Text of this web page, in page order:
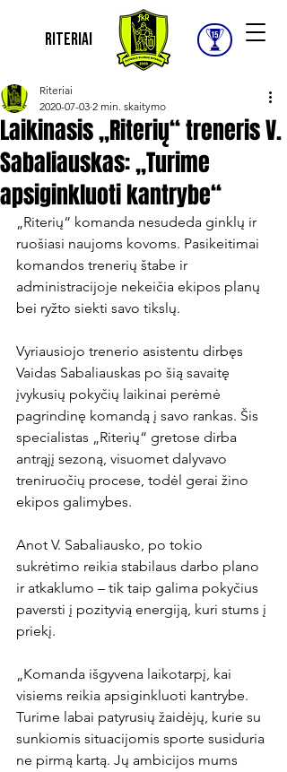
Riteriai
Laikinasis „Riterių“ treneris V.
Sabaliauskas: „Turime
apsiginkluoti kantrybe“
Riteriai
2020-07-03 2 min. skaitymo
„Riterių“ komanda nesudeda ginklų ir
ruošiasi naujoms kovoms. Pasikeitimai
komandos trenerių štabe ir
administracijoje nekeičia ekipos planų
bei ryžto siekti savo tikslų.
Vyriausiojo trenerio asistentu dirbęs
Vaidas Sabaliauskas po šią savaitę
įvykusių pokyčių laikinai perėmė
pagrindinę komandą į savo rankas. Šis
specialistas „Riterių“ gretose dirba
antrąjį sezoną, visuomet dalyvavo
treniruočių procese, todėl gerai žino
ekipos galimybes.
Anot V. Sabaliausko, po tokio
sukrėtimo reikia stabilaus darbo plano
ir atkaklumo – tik taip galima pokyčius
paversti į pozityvią energiją, kuri stums į
priekį.
„Komanda išgyvena laikotarpį, kai
visiems reikia apsiginkluoti kantrybe.
Turime labai patyrusių žaidėjų, kurie su
sunkiomis situacijomis sporte susiduria
ne pirmą kartą. Jų ambicijos mums